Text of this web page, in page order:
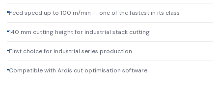
Feed speed up to 100 m/min — one of the fastest in its class
140 mm cutting height for industrial stack cutting
First choice for industrial series production
Compatible with Ardis cut optimisation software